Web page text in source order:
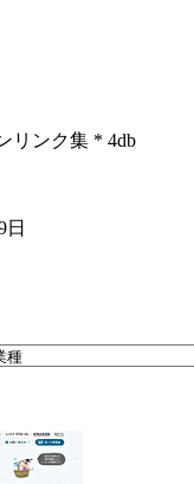
リンク集 * 4db
日